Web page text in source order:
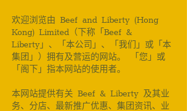
欢迎浏览由 Beef and Liberty (Hong
Kong) Limited（下称「Beef &
Liberty」、「本公司」、「我们」或「本
集团」）拥有及营运的网站。 「您」或
「阁下」指本网站的使用者。
本网站提供有关 Beef & Liberty 及其业
务、分店、最新推广优惠、集团资讯、业